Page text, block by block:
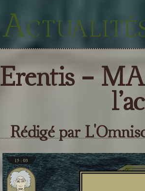
Erentis -
Rédigé par